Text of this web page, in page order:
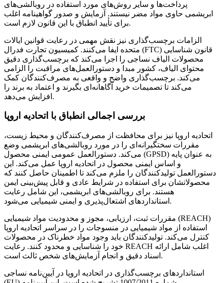
پرداخت‌ها و سایر روش‌های مورد استفاده در روبالشی‌های
ابریشمی حاوی مواد مضر نیستند. آزمایش و صدور گواهینامه اغلب
برای تأیید انطباق با این قانون لازم است.
الزامات برچسب‌گذاری نیز نقش مهمی در رعایت قوانین ایالات
متحده ایفا می‌کنند. کمیسیون تجارت فدرال (FTC) قانون شناسایی
محصولات الیاف نساجی را اجرا می‌کند که برچسب‌گذاری دقیق
محتوای الیاف، کشور مبدا و دستورالعمل‌های مراقبت را الزامی
می‌کند. برچسب‌گذاری واضح و واقعی به مصرف‌کنندگان کمک
می‌کند تا تصمیمات خرید آگاهانه‌ای بگیرند و اعتماد به برند را
افزایش می‌دهد.
بررسی اجمالی انطباق با اتحادیه اروپا
اتحادیه اروپا نیز برای محافظت از مصرف‌کنندگان و محیط زیست،
مقررات سختگیرانه‌ای را در مورد روبالشی‌های ابریشمی وضع
می‌کند. دستورالعمل عمومی ایمنی محصول (GPSD) به عنوان پایه
و اساس ایمنی محصول در اتحادیه اروپا عمل می‌کند. این
دستورالعمل تولیدکنندگان را ملزم می‌کند تا اطمینان حاصل کنند که
محصولاتشان برای استفاده در شرایط عادی و قابل پیش‌بینی ایمن
هستند. برای روبالشی‌های ابریشمی، این شامل رعایت
استانداردهای اشتعال‌پذیری و ایمنی شیمیایی می‌شود.
مقررات ثبت، ارزیابی، مجوز و محدودیت مواد شیمیایی (REACH)
استفاده از مواد شیمیایی در منسوجات را در سراسر اتحادیه اروپا
کنترل می‌کند. تولیدکنندگان باید وجود مواد خطرناک در محصولات
خود را شناسایی و محدود کنند. رعایت REACH اغلب شامل ارائه
اسناد دقیق و انجام آزمایش‌های شخص ثالث است.
استانداردهای برچسب‌گذاری در اتحادیه اروپا در آیین‌نامه نساجی